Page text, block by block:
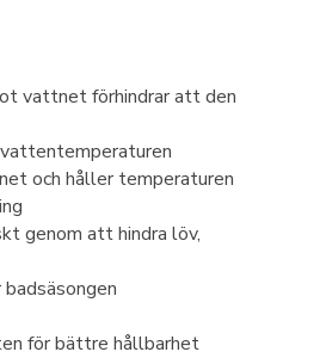
vattnet förhindrar att den
och håller temperaturen
genom att hindra löv,
för bättre hållbarhet